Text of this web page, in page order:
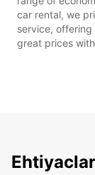
car rental, we
service,
great prices